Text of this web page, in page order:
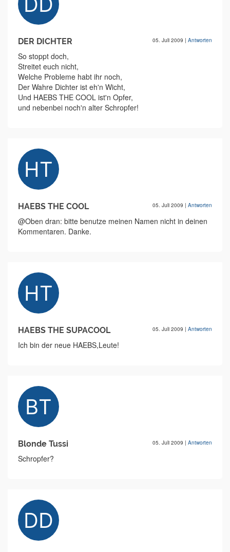
DER DICHTER 05. Juli 2009 | Antworten
So stoppt doch,
Streitet euch nicht,
Welche Probleme habt ihr noch,
Der Wahre Dichter ist eh'n Wicht,
Und HAEBS THE COOL ist'n Opfer,
und nebenbei noch'n alter Schropfer!
HAEBS THE COOL 05. Juli 2009 | Antworten
@Oben dran: bitte benutze meinen Namen nicht in deinen
Kommentaren. Danke.
HAEBS THE SUPACOOL 05. Juli 2009 | Antworten
Ich bin der neue HAEBS,Leute!
Blonde Tussi 05. Juli 2009 | Antworten
Schropfer?